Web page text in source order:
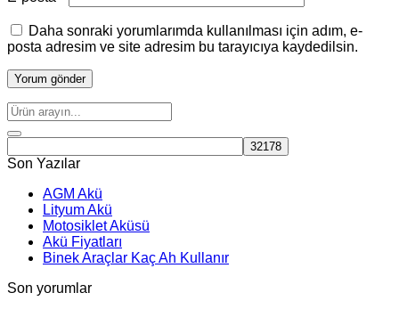
Daha sonraki yorumlarımda kullanılması için adım, e-
posta adresim ve site adresim bu tarayıcıya kaydedilsin.
Son Yazılar
AGM Akü
Lityum Akü
Motosiklet Aküsü
Akü Fiyatları
Binek Araçlar Kaç Ah Kullanır
Son yorumlar